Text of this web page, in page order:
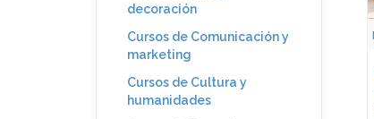
decoración
Cursos de Comunicación y
marketing
Cursos de Cultura y
humanidades